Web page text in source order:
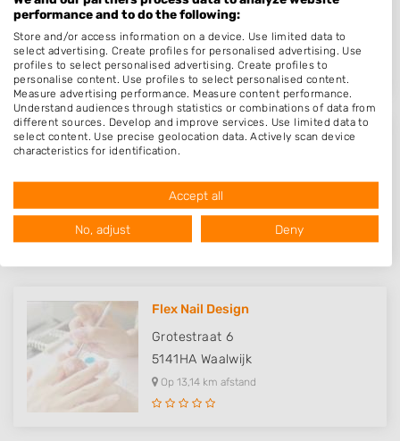
Deilstraat 7
Tilburg
Op 12,51 km afstand
Bocura Hand- en Voetverzorging
5141BS Waalwijk
Op 13,09 km afstand
Flex Nail Design
Grotestraat 6
5141HA Waalwijk
Op 13,14 km afstand
performance and to do the following:
Store and/or access information on a device. Use limited data to
select advertising. Create profiles for personalised advertising. Use
profiles to select personalised advertising. Create profiles to
personalise content. Use profiles to select personalised content.
Measure advertising performance. Measure content performance.
Understand audiences through statistics or combinations of data from
different sources. Develop and improve services. Use limited data to
select content. Use precise geolocation data. Actively scan device
characteristics for identification.
USA.
Your consent and the cookie policy applies solely to this website/app.
View Partner List (1016 IAB Vendors)
We use your data for the following purposes:
IAB processing purposes:
Use limited data to select advertising
Create profiles for personalised advertising
Use profiles to select personalised
Accept all
No, adjust Deny